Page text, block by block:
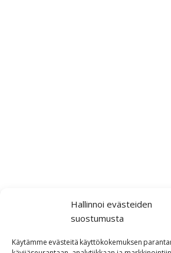
Hallinnoi evästeiden
suostumusta
Käytämme evästeitä käyttökokemuksen